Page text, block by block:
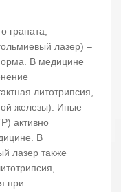
граната,
лазер) –
В медицине
литотрипсия,
железы). Иные
активно
В
лазер также
при